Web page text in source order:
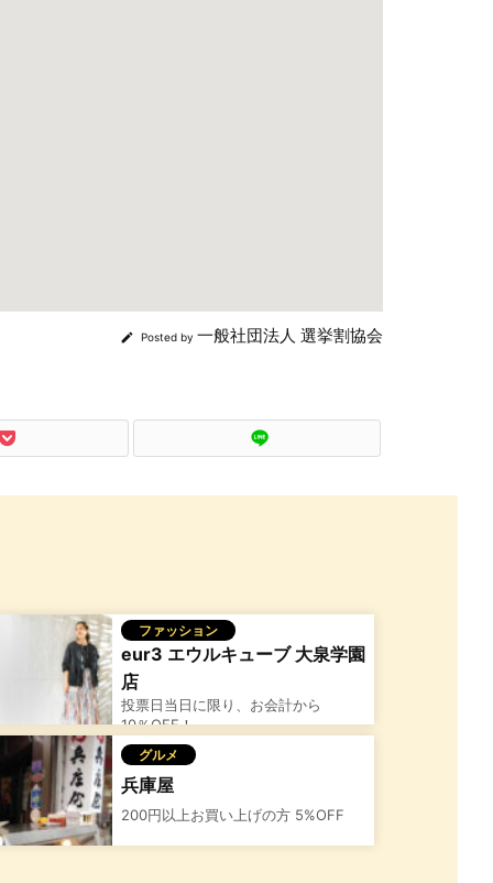
 Posted by 一般社団法人 選挙割協会
ファッション
eur3 エウルキューブ 大泉学園
店
投票日当日に限り、お会計から
10％OFF！
グルメ
兵庫屋
200円以上お買い上げの方 5%OFF